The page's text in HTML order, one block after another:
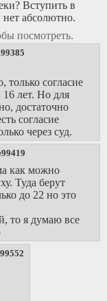
Вступить в
абсолютно.
посмотреть.
99385
только согласие
16 лет. Но для
достаточно
согласие
через суд.
99419
как можно
Туда берут
до 22 но это
то я думаю все
99552